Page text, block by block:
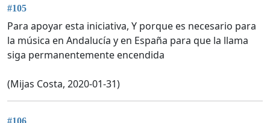
#105
Para apoyar esta iniciativa, Y porque es necesario para
la música en Andalucía y en España para que la llama
siga permanentemente encendida
(Mijas Costa, 2020-01-31)